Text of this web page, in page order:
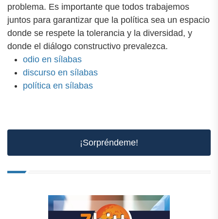
problema. Es importante que todos trabajemos
juntos para garantizar que la política sea un espacio
donde se respete la tolerancia y la diversidad, y
donde el diálogo constructivo prevalezca.
odio en sílabas
discurso en sílabas
política en sílabas
¡Sorpréndeme!